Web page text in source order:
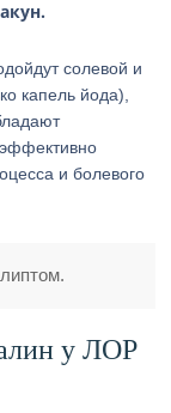
солевой и
капель йода),
и болевого
у ЛОР